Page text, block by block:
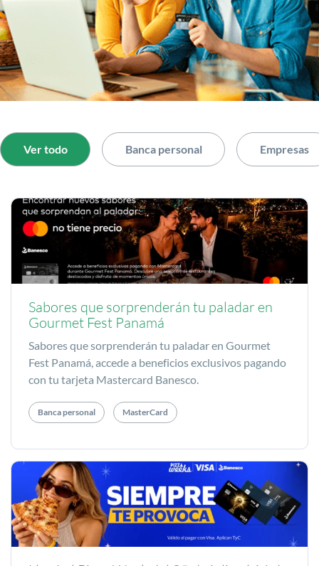
Ver todo Banca personal Empresas
Sabores que sorprenderán tu paladar en
Gourmet Fest Panamá
Sabores que sorprenderán tu paladar en Gourmet
Fest Panamá, accede a beneficios exclusivos pagando
con tu tarjeta Mastercard Banesco.
Banca personal MasterCard